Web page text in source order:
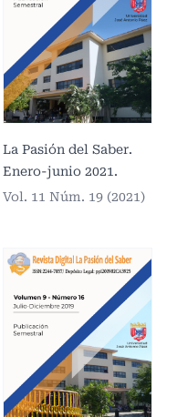
La Pasión del Saber.
Enero-junio 2021.
Vol. 11 Núm. 19 (2021)